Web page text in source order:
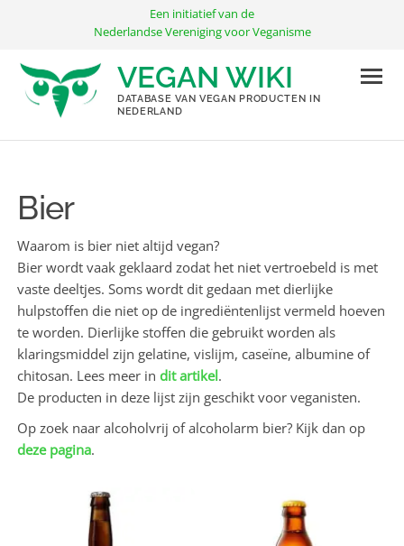
inhoud
Een initiatief van de
Nederlandse Vereniging voor Veganisme
VEGAN WIKI
DATABASE VAN VEGAN PRODUCTEN IN
NEDERLAND
Bier
Waarom is bier niet altijd vegan?
Bier wordt vaak geklaard zodat het niet vertroebeld is met
vaste deeltjes. Soms wordt dit gedaan met dierlijke
hulpstoffen die niet op de ingrediëntenlijst vermeld hoeven
te worden. Dierlijke stoffen die gebruikt worden als
klaringsmiddel zijn gelatine, vislijm, caseïne, albumine of
chitosan. Lees meer indit artikel.
De producten in deze lijst zijn geschikt voor veganisten.
Op zoek naar alcoholvrij of alcoholarm bier? Kijk dan op
deze pagina.